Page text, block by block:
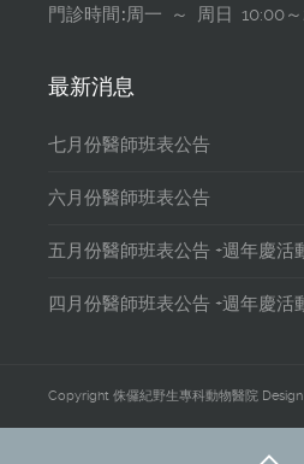
門診時間:周一 ～ 周日 10:00
最新消息
七月份醫師班表公告
六月份醫師班表公告
五月份醫師班表公告 +週年慶活
四月份醫師班表公告 +週年慶活
Copyright 侏儸紀野生專科動物醫院